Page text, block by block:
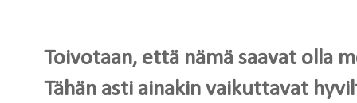
Toivotaan, että nämä saavat olla
Tähän asti ainakin vaikuttavat